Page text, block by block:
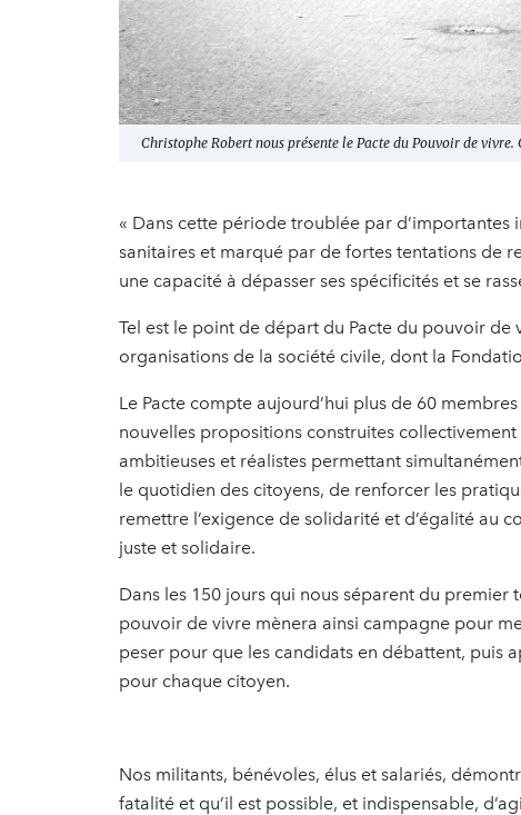
Christophe Robert nous présente le Pacte du Pouvoir de vivre.
« Dans cette période troublée par
sanitaires et marqué par de fortes tentations de
une capacité à dépasser ses spécificités et se
Tel est le point de départ du Pacte du pouvoir
organisations de la société civile, dont la
Le Pacte compte aujourd’hui plus de 60
nouvelles propositions construites
ambitieuses et réalistes permettant
le quotidien des citoyens, de renforcer les
remettre l’exigence de solidarité et d’égalité au
juste et solidaire.
Dans les 150 jours qui nous séparent du premier
pouvoir de vivre mènera ainsi campagne pour
peser pour que les candidats en débattent, puis
pour chaque citoyen.
Nos militants, bénévoles, élus et salariés,
fatalité et qu’il est possible, et indispensable,